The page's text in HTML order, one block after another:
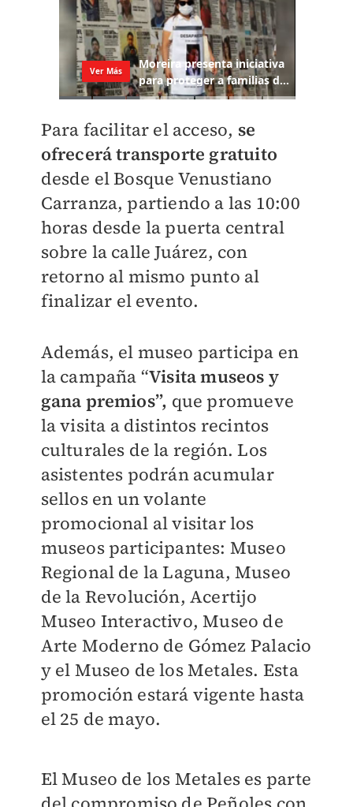
Para facilitar el acceso, se
ofrecerá transporte gratuito
desde el Bosque Venustiano
Carranza, partiendo a las 10:00
horas desde la puerta central
sobre la calle Juárez, con
retorno al mismo punto al
finalizar el evento.
Además, el museo participa en
la campaña “Visita museos y
gana premios”, que promueve
la visita a distintos recintos
culturales de la región. Los
asistentes podrán acumular
sellos en un volante
promocional al visitar los
museos participantes: Museo
Regional de la Laguna, Museo
de la Revolución, Acertijo
Museo Interactivo, Museo de
Arte Moderno de Gómez Palacio
y el Museo de los Metales. Esta
promoción estará vigente hasta
el 25 de mayo.
El Museo de los Metales es parte